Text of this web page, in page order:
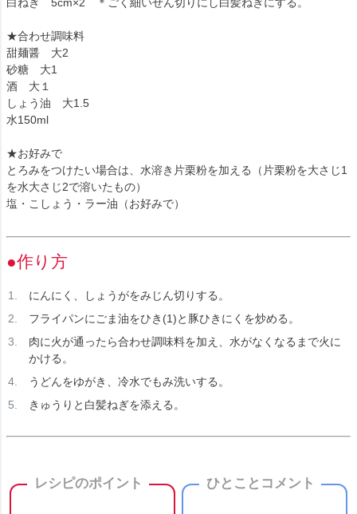
★合わせ調味料
甜麺醤 大2
砂糖 大1
酒 大１
しょう油 大1.5
水150ml
★お好みで
とろみをつけたい場合は、水溶き片栗粉を加える（片栗粉を大さじ1
を水大さじ2で溶いたもの）
塩・こしょう・ラー油（お好みで）
●作り方
にんにく、しょうがをみじん切りする。
フライパンにごま油をひき(1)と豚ひきにくを炒める。
肉に火が通ったら合わせ調味料を加え、水がなくなるまで火に
かける。
うどんをゆがき、冷水でもみ洗いする。
きゅうりと白髪ねぎを添える。
レシピのポイント ひとことコメント